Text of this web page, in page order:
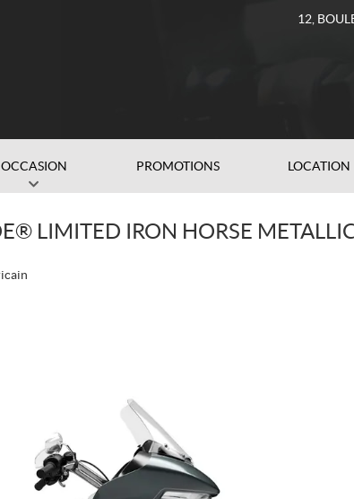
12,
OCCASION PROMOTIONS LOCATION
LIMITED IRON HORSE